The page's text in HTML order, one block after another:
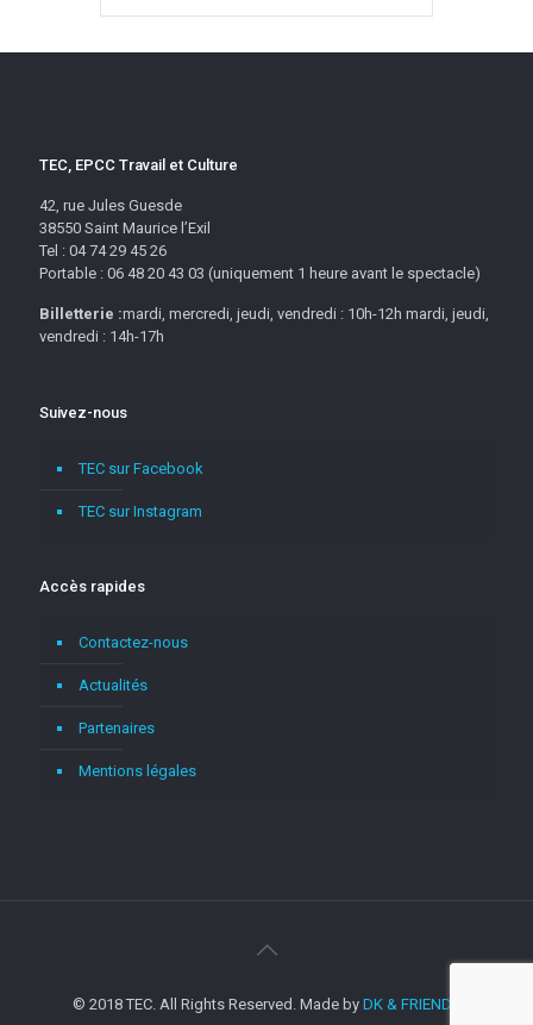
TEC, EPCC Travail et Culture
42, rue Jules Guesde
38550 Saint Maurice l’Exil
Tel : 04 74 29 45 26
Portable : 06 48 20 43 03 (uniquement 1 heure avant le spectacle)
Billetterie :mardi, mercredi, jeudi, vendredi : 10h-12h mardi, jeudi,
vendredi : 14h-17h
Suivez-nous
TEC sur Facebook
TEC sur Instagram
Accès rapides
Contactez-nous
Actualités
Partenaires
Mentions légales
© 2018 TEC. All Rights Reserved. Made by DK & FRIENDS